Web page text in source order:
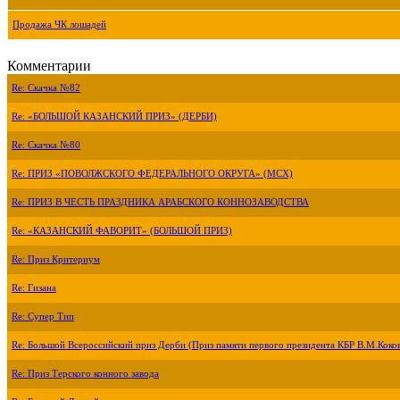
Продажа ЧК лошадей
Комментарии
Re: Скачка №82
Re: «БОЛЬШОЙ КАЗАНСКИЙ ПРИЗ» (ДЕРБИ)
Re: Скачка №80
Re: ПРИЗ «ПОВОЛЖСКОГО ФЕДЕРАЛЬНОГО ОКРУГА» (МСХ)
Re: ПРИЗ В ЧЕСТЬ ПРАЗДНИКА АРАБСКОГО КОННОЗАВОДСТВА
Re: «КАЗАНСКИЙ ФАВОРИТ» (БОЛЬШОЙ ПРИЗ)
Re: Приз Критериум
Re: Гизана
Re: Супер Тип
Re: Большой Всероссийский приз Дерби (Приз памяти первого президента КБР
Re: Приз Терского конного завода